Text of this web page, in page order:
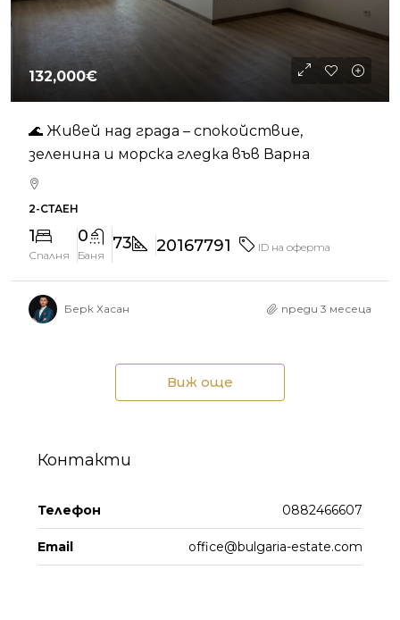
132,000€
🌊 Живей над града – спокойствие,
зеленина и морска гледка във Варна
2-СТАЕН
1
Спалня
0
Баня
73 20167791 ID на оферта
Берк Хасан преди 3 месеца
Виж още
Контакти
Телефон 0882466607
Email office@bulgaria-estate.com